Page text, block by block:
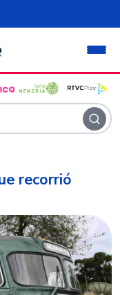
recorrió